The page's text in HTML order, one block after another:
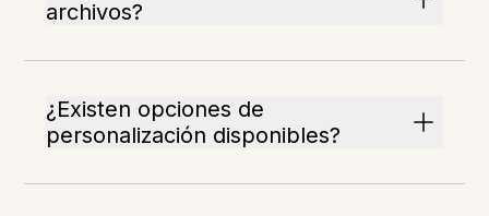
archivos?
¿Existen opciones de
personalización disponibles?